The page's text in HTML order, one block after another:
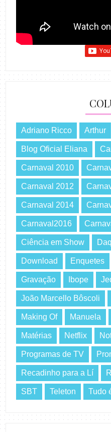
Adriano Ricco Arthur
Blog Oficial Eliana
Carnaval 2010
Carnaval 2012
Carnaval 2014
Carnaval2016
Ciência em Show
Download Enquetes
Gravação Ibope
João Marcello Bôscoli
Making Of Manuela
Matérias Netflix
Programas de TV
Recadinho para a Lí
SBT Teleton Tudo